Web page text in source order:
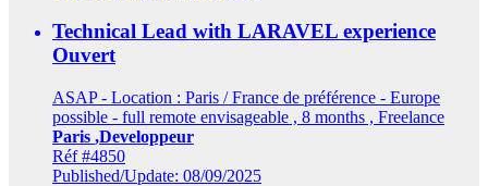
Technical Lead with LARAVEL experience
Ouvert
ASAP - Location : Paris / France de préférence - Europe
possible - full remote envisageable , 8 months , Freelance
Paris ,Developpeur
Réf #4850
Published/Update: 08/09/2025